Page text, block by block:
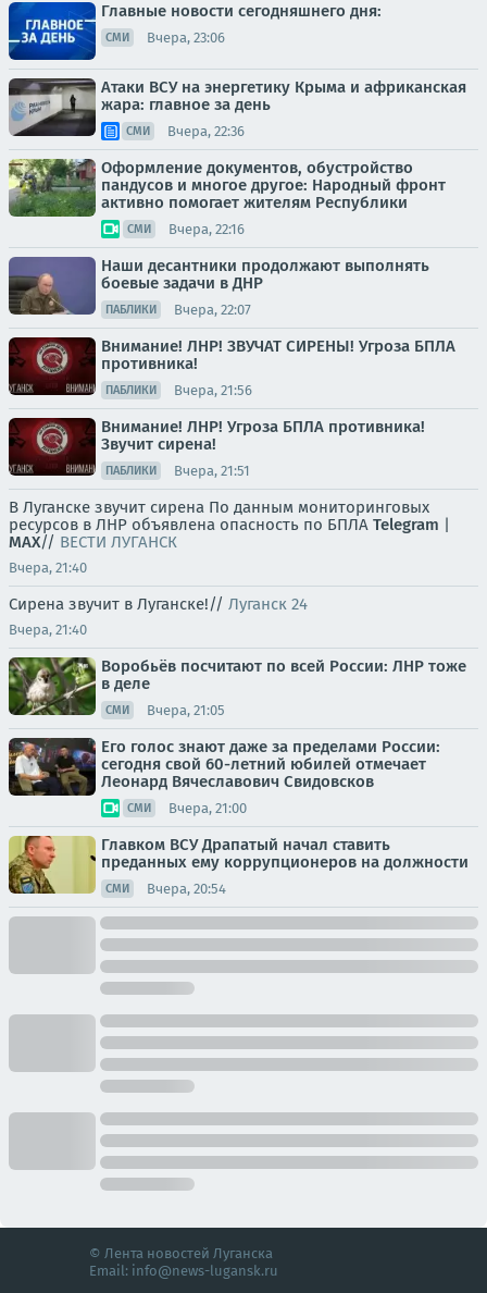
Главные новости сегодняшнего дня:
СМИ Вчера, 23:06
Атаки ВСУ на энергетику Крыма и африканская
жара: главное за день
СМИ Вчера, 22:36
Оформление документов, обустройство
пандусов и многое другое: Народный фронт
активно помогает жителям Республики
СМИ Вчера, 22:16
Наши десантники продолжают выполнять
боевые задачи в ДНР
ПАБЛИКИ Вчера, 22:07
Внимание! ЛНР! ЗВУЧАТ СИРЕНЫ! Угроза БПЛА
противника!
ПАБЛИКИ Вчера, 21:56
Внимание! ЛНР! Угроза БПЛА противника!
Звучит сирена!
ПАБЛИКИ Вчера, 21:51
В Луганске звучит сирена По данным мониторинговых
ресурсов в ЛНР объявлена опасность по БПЛА Telegram |
MAX// ВЕСТИ ЛУГАНСК
Вчера, 21:40
Сирена звучит в Луганске!// Луганск 24
Вчера, 21:40
Воробьёв посчитают по всей России: ЛНР тоже
в деле
СМИ Вчера, 21:05
Его голос знают даже за пределами России:
сегодня свой 60-летний юбилей отмечает
Леонард Вячеславович Свидовсков
СМИ Вчера, 21:00
Главком ВСУ Драпатый начал ставить
преданных ему коррупционеров на должности
СМИ Вчера, 20:54
© Лента новостей Луганска
Email: info@news-lugansk.ru